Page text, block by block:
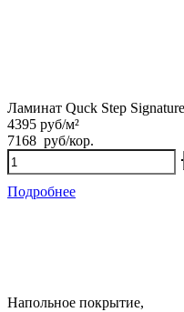
Ламинат Quck Step
4395 руб/м²
7168 руб/кор.
Количество
товара
Ламинат
патина
Подробнее
Напольное покрытие,